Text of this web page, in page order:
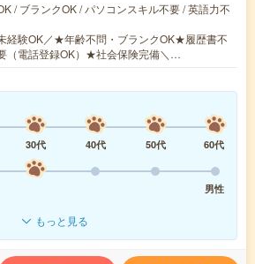
/ ブランクOK / パソコンスキル不要 / 英語力不
経験OK／★年齢不問・ブランクOK★履歴書不
（電話登録OK）★社会保険完備＼…
30代 40代 50代
60代
男性
もっと見る